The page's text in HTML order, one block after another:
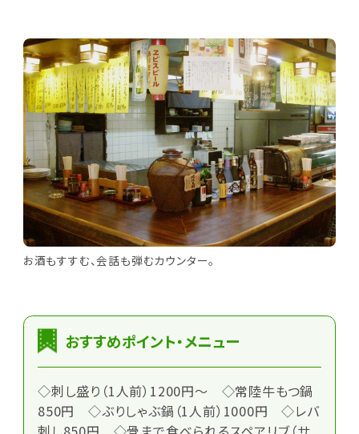
お酒もすすむ、会話も弾むカウンター。
おすすめポイント・メニュー
◇刺し盛り（1人前）1200円～ ◇常陸牛もつ鍋
850円 ◇ぶりしゃぶ鍋（1人前）1000円 ◇レバ